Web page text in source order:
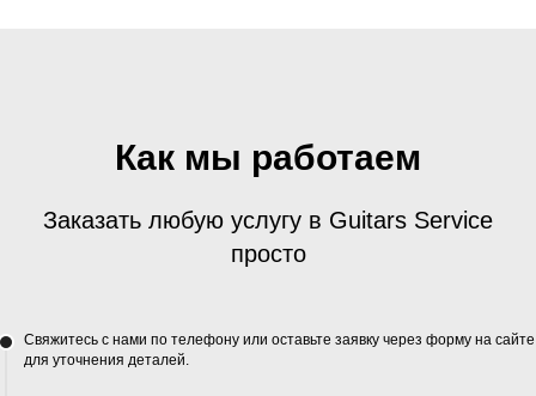
Как мы работаем
Заказать любую услугу в Guitars Service
просто
Свяжитесь с нами по телефону или оставьте заявку через форму на сайте
для уточнения деталей.